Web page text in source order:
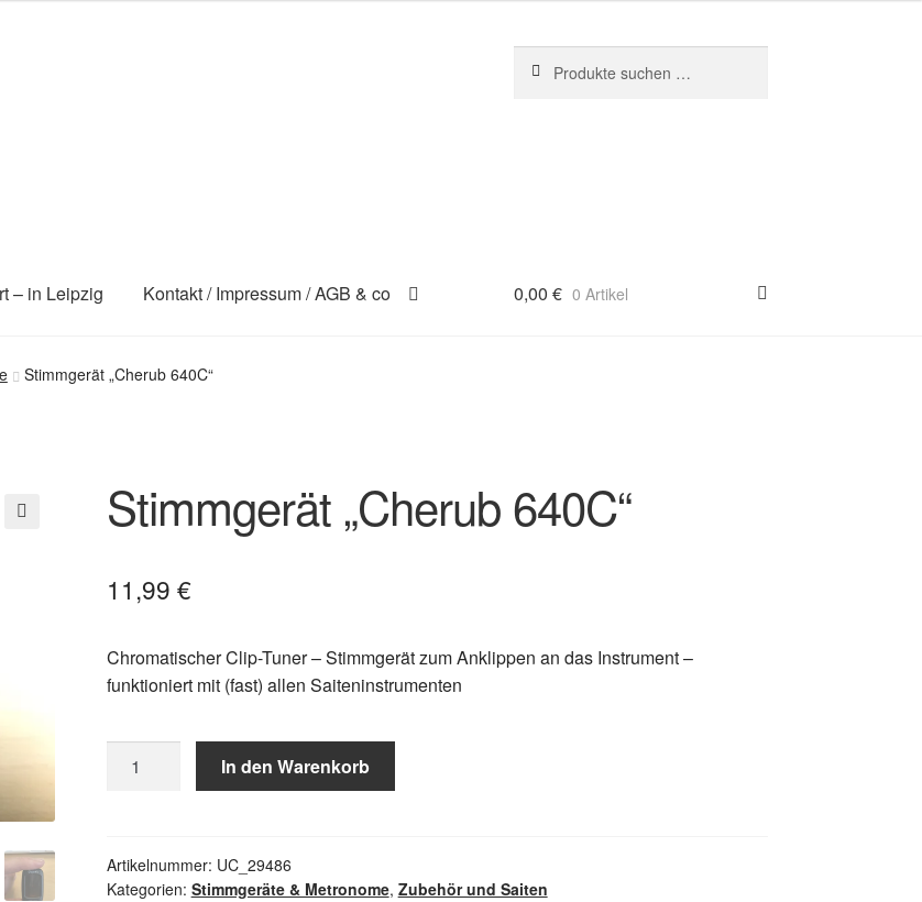
nach:
– in Leipzig Kontakt / Impressum / AGB & co 0,00 € 0 Artikel
Stimmgerät „Cherub 640C“
Stimmgerät „Cherub 640C“
11,99 €
Chromatischer Clip-Tuner – Stimmgerät zum Anklippen an das Instrument –
funktioniert mit (fast) allen Saiteninstrumenten
"Cherub
In den Warenkorb
Artikelnummer: UC_29486
Kategorien: Stimmgeräte & Metronome, Zubehör und Saiten